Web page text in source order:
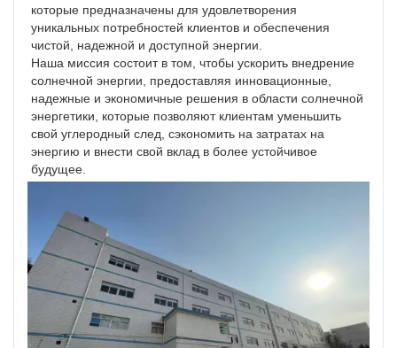
которые предназначены для удовлетворения
уникальных потребностей клиентов и обеспечения
чистой, надежной и доступной энергии.
Наша миссия состоит в том, чтобы ускорить внедрение
солнечной энергии, предоставляя инновационные,
надежные и экономичные решения в области солнечной
энергетики, которые позволяют клиентам уменьшить
свой углеродный след, сэкономить на затратах на
энергию и внести свой вклад в более устойчивое
будущее.